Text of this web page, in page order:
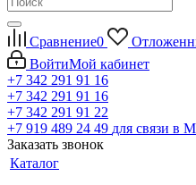
Сравнение0
ВойтиМой кабинет
+7 342 291 91 16
+7 342 291 91 16
+7 342 291 91 22
+7 919 489 24 49 для связи в
Заказать звонок
Каталог